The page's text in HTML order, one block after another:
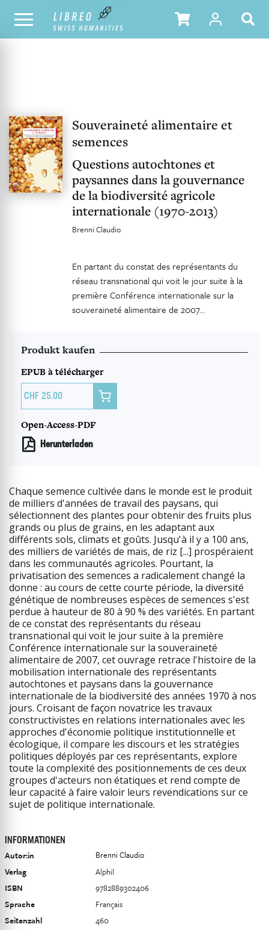
UNSER KATALOG INHALTSVERZEICHNIS
Souveraineté alimentaire et
semences
Questions autochtones et
paysannes dans la gouvernance
de la biodiversité agricole
internationale (1970-2013)
Brenni Claudio
En partant du constat des représentants du
réseau transnational qui voit le jour suite à la
première Conférence internationale sur la
souveraineté alimentaire de 2007...
Produkt kaufen
EPUB à télécharger
25.00 
Open-Access-PDF
Herunterladen
Chaque semence cultivée dans le monde est le produit
de milliers d'années de travail des paysans, qui
sélectionnent des plantes pour obtenir des fruits plus
grands ou plus de grains, en les adaptant aux
différents sols, climats et goûts. Jusqu'à il y a 100 ans,
des milliers de variétés de maïs, de riz [...] prospéraient
dans les communautés agricoles. Pourtant, la
privatisation des semences a radicalement changé la
donne : au cours de cette courte période, la diversité
génétique de nombreuses espèces de semences s'est
perdue à hauteur de 80 à 90 % des variétés. En partant
de ce constat des représentants du réseau
transnational qui voit le jour suite à la première
Conférence internationale sur la souveraineté
alimentaire de 2007, cet ouvrage retrace l'histoire de la
mobilisation internationale des représentants
autochtones et paysans dans la gouvernance
internationale de la biodiversité des années 1970 à nos
jours. Croisant de façon novatrice les travaux
constructivistes en relations internationales avec les
approches d'économie politique institutionnelle et
écologique, il compare les discours et les stratégies
politiques déployés par ces représentants, explore
toute la complexité des positionnements de ces deux
groupes d'acteurs non étatiques et rend compte de
leur capacité à faire valoir leurs revendications sur ce
sujet de politique internationale.
INFORMATIONEN
Autor:in
Brenni Claudio
Verlag
Alphil
ISBN
9782889302406
Sprache
Français
Seitenzahl
460